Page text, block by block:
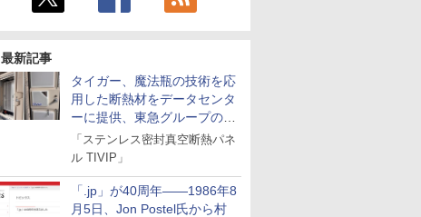
最新記事
タイガー、魔法瓶の技術を応
用した断熱材をデータセンタ
ーに提供、東急グループの実
証実験で
「ステンレス密封真空断熱パネ
ル TIVIP」
「.jp」が40周年――1986年8
月5日、Jon Postel氏から村